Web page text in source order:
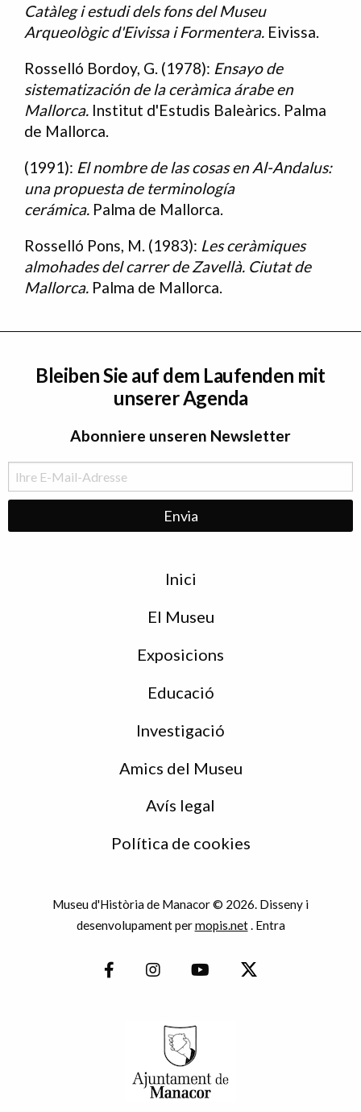
Catàleg i estudi dels fons del Museu
Arqueològic d'Eivissa i Formentera. Eivissa.
Rosselló Bordoy, G. (1978): Ensayo de
sistematización de la ceràmica árabe en
Mallorca. Institut d'Estudis Baleàrics. Palma
de Mallorca.
(1991): El nombre de las cosas en Al-Andalus:
una propuesta de terminología
cerámica. Palma de Mallorca.
Rosselló Pons, M. (1983): Les ceràmiques
almohades del carrer de Zavellà. Ciutat de
Mallorca. Palma de Mallorca.
Bleiben Sie auf dem Laufenden mit
unserer Agenda
Abonniere unseren Newsletter
Inici
El Museu
Exposicions
Educació
Investigació
Amics del Museu
Avís legal
Política de cookies
Museu d'Història de Manacor © 2026. Disseny i
desenvolupament permopis.net. Entra